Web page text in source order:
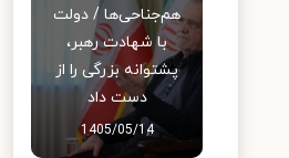
هم‌جناحی‌ها / دولت
با شهادت رهبر،
پشتوانه بزرگی را از
دست داد
1405/05/14